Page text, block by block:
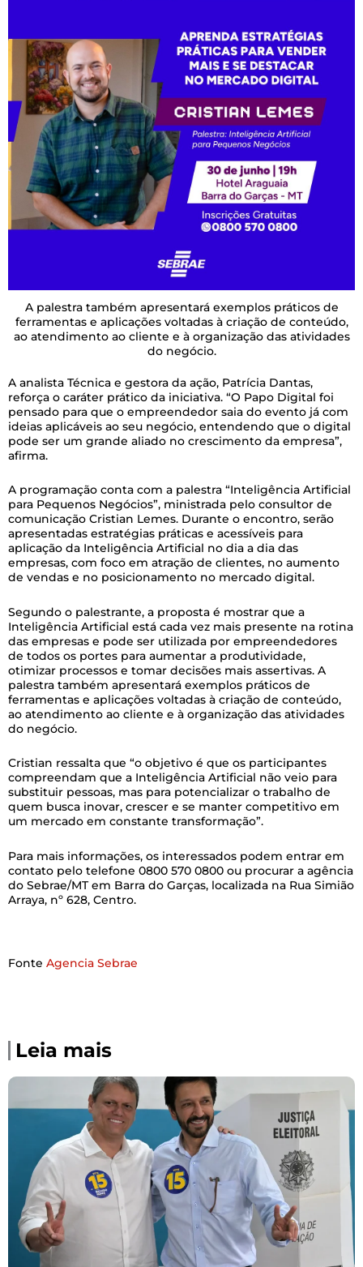
A palestra também apresentará exemplos práticos de
ferramentas e aplicações voltadas à criação de conteúdo,
ao atendimento ao cliente e à organização das atividades
do negócio.
A analista Técnica e gestora da ação, Patrícia Dantas,
reforça o caráter prático da iniciativa. “O Papo Digital foi
pensado para que o empreendedor saia do evento já com
ideias aplicáveis ao seu negócio, entendendo que o digital
pode ser um grande aliado no crescimento da empresa”,
afirma.
A programação conta com a palestra “Inteligência Artificial
para Pequenos Negócios”, ministrada pelo consultor de
comunicação Cristian Lemes. Durante o encontro, serão
apresentadas estratégias práticas e acessíveis para
aplicação da Inteligência Artificial no dia a dia das
empresas, com foco em atração de clientes, no aumento
de vendas e no posicionamento no mercado digital.
Segundo o palestrante, a proposta é mostrar que a
Inteligência Artificial está cada vez mais presente na rotina
das empresas e pode ser utilizada por empreendedores
de todos os portes para aumentar a produtividade,
otimizar processos e tomar decisões mais assertivas. A
palestra também apresentará exemplos práticos de
ferramentas e aplicações voltadas à criação de conteúdo,
ao atendimento ao cliente e à organização das atividades
do negócio.
Cristian ressalta que “o objetivo é que os participantes
compreendam que a Inteligência Artificial não veio para
substituir pessoas, mas para potencializar o trabalho de
quem busca inovar, crescer e se manter competitivo em
um mercado em constante transformação”.
Para mais informações, os interessados podem entrar em
contato pelo telefone 0800 570 0800 ou procurar a agência
do Sebrae/MT em Barra do Garças, localizada na Rua Simião
Arraya, nº 628, Centro.
Fonte Agencia Sebrae
Leia mais